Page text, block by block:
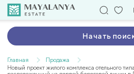
Начать
Главная
Продажа
Новый проект жилого комплекса отельного